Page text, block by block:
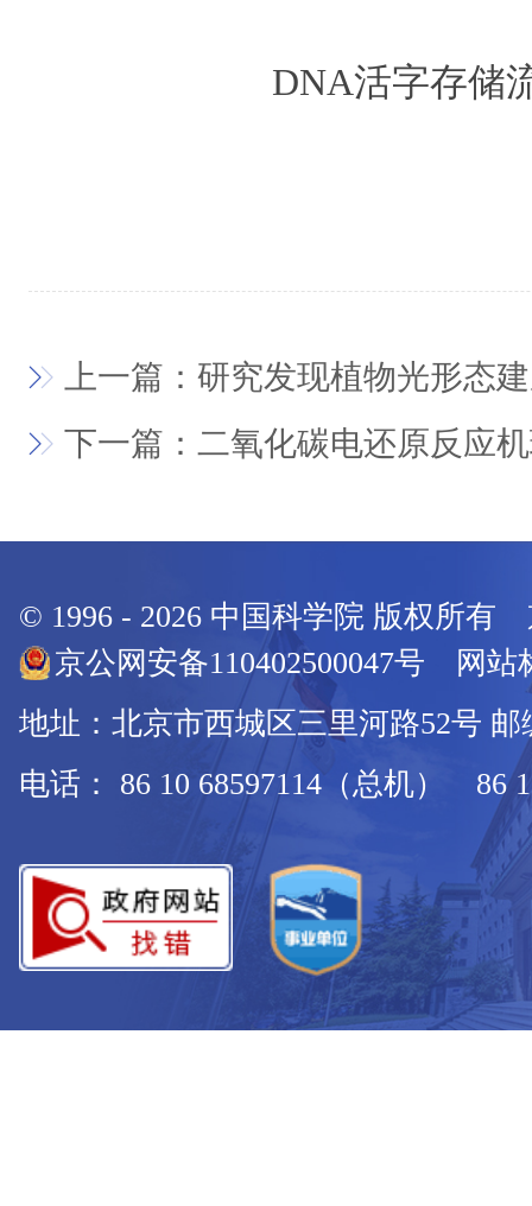
DNA活字存储
上一篇：研究发现植物光形态
下一篇：二氧化碳电还原反应
© 1996 - 2026 中国科学院 版权所有
京公网安备110402500047号 网站
地址：北京市西城区三里河路52号 邮
电话： 86 10 68597114（总机） 86